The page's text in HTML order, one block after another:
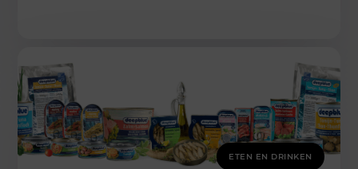
ETEN EN DRINKEN